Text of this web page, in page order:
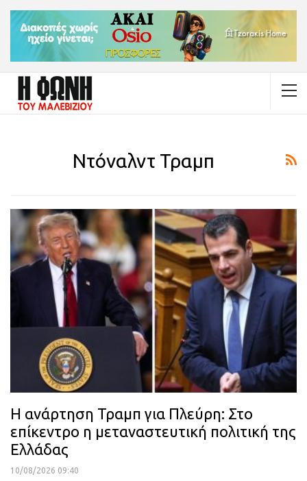
Ντόναλντ Τραμπ
Η ανάρτηση Τραμπ για Πλεύρη: Στο
επίκεντρο η μεταναστευτική πολιτική της
Ελλάδας
10/08/2026 09:40